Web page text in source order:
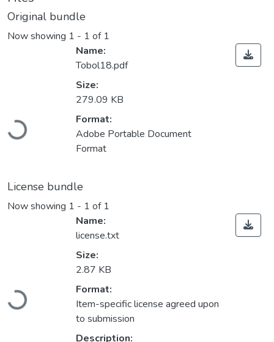
Original bundle
Now showing 1 - 1 of 1
Loading...
Name:
Tobol18.pdf
Size:
279.09 KB
Format:
Adobe Portable Document
Format
License bundle
Now showing 1 - 1 of 1
Loading...
Name:
license.txt
Size:
2.87 KB
Format:
Item-specific license agreed upon
to submission
Description: